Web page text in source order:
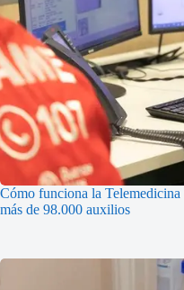
Cómo funciona la
más de 98.000 auxilios